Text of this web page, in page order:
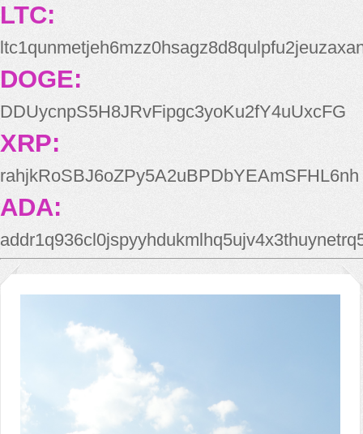
LTC:
DOGE:
DDUycnpS5H8JRvFipgc3yoKu2fY4uUxcFG
XRP:
rahjkRoSBJ6oZPy5A2uBPDbYEAmSFHL6nh
ADA: